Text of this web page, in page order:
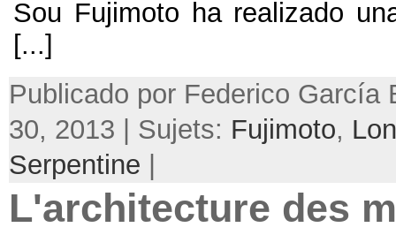
Sou Fujimoto ha realizado
[...]
Publicado por Federico García
30, 2013 | Sujets: Fujimoto,
Serpentine |
L'architecture des